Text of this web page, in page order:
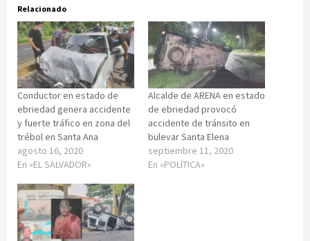
Relacionado
Conductor en estado de
ebriedad genera accidente
y fuerte tráfico en zona del
trébol en Santa Ana
agosto 16, 2020
En «EL SALVADOR»
Alcalde de ARENA en estado
de ebriedad provocó
accidente de tránsito en
bulevar Santa Elena
septiembre 11, 2020
En «POLÍTICA»